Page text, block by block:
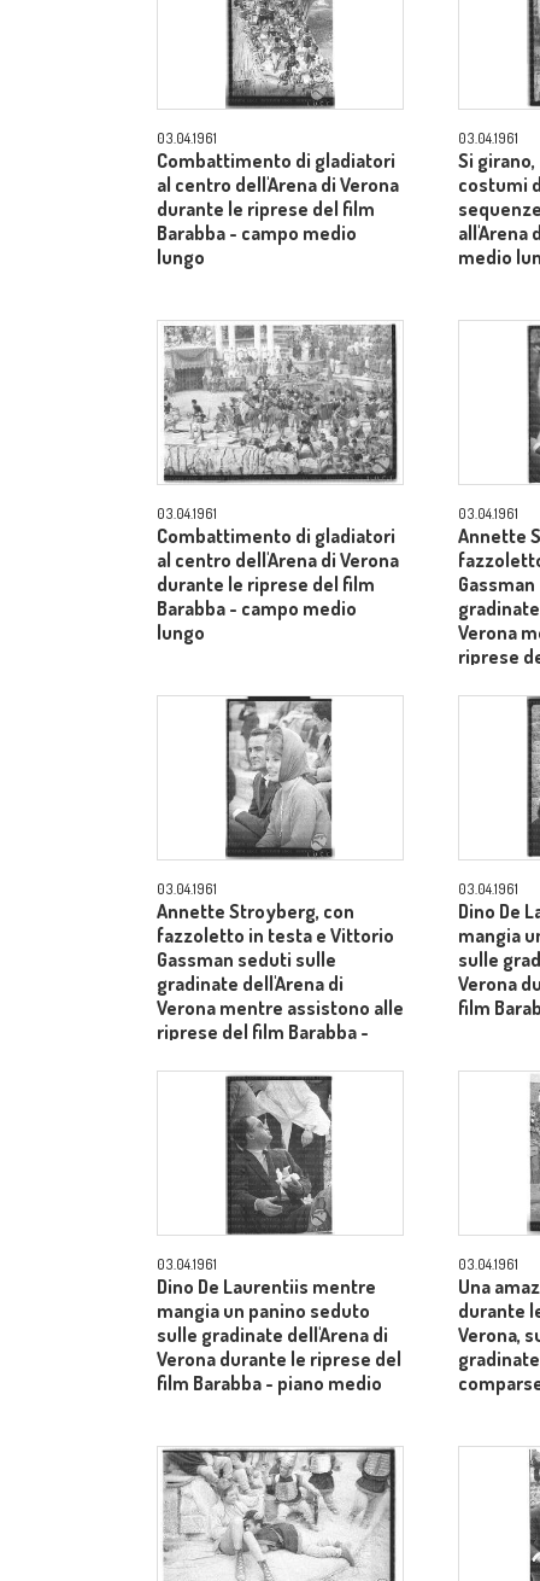
03.04.1961
Combattimento di gladiatori
al centro dell'Arena di Verona
durante le riprese del film
Barabba - campo medio
lungo
03.04.1961
Si
costumi
all'Arena
medio
03.04.1961
Combattimento di gladiatori
al centro dell'Arena di Verona
durante le riprese del film
Barabba - campo medio
lungo
03.04.1961
Annette
Verona
riprese
03.04.1961
Annette Stroyberg, con
fazzoletto in testa e Vittorio
Gassman seduti sulle
gradinate dell'Arena di
Verona mentre assistono alle
riprese del film Barabba -
03.04.1961
Dino De
mangia
sulle
Verona
film
03.04.1961
Dino De Laurentiis mentre
mangia un panino seduto
sulle gradinate dell'Arena di
Verona durante le riprese del
film Barabba - piano medio
03.04.1961
Una
durante
Verona,